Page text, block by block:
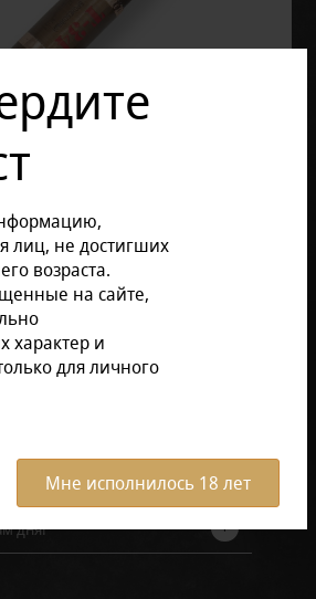
лиц, не достигших
возраста.
на сайте,
характер и
для личного
Мне исполнилось 18 лет
дня!